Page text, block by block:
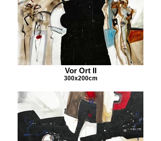
Vor Ort II
300x200cm